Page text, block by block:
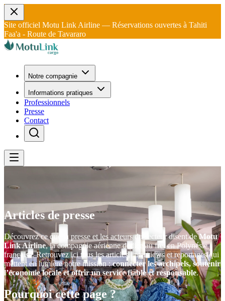
Site officiel Motu Link Airline — Réservations ouvertes à Tahiti
Faa'a - Route de Tavararo
Notre compagnie
Informations pratiques
Professionnels
Presse
Contact
Articles de presse
Découvrez ce que la presse et les acteurs du secteur disent deMotu
Link Airline, la compagnie aérienne dédiée au fret en Polynésie
française. Retrouvez ici tous les articles, interviews et reportages qui
mettent en lumière notre mission :connecter les archipels, soutenir
l’économie locale et offrir un service fiable et responsable.
Pourquoi cette page ?